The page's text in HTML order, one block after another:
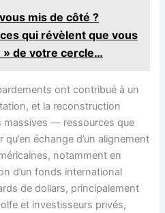
mis de côté ?
qui révèlent que vous
» de votre cercle…
ont contribué à un
et la reconstruction
massives — ressources que
échange d’un alignement
notamment en
d’un fonds international
de dollars, principalement
et investisseurs privés,